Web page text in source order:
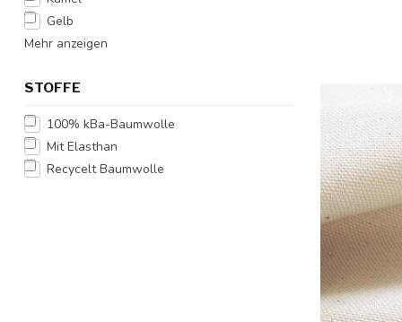
Gelb
Mehr anzeigen
STOFFE
100% kBa-Baumwolle
Mit Elasthan
Recycelt Baumwolle